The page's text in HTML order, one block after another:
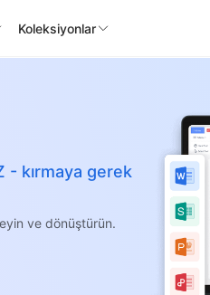
Koleksiyonlar
- kırmaya gerek
ve dönüştürün.